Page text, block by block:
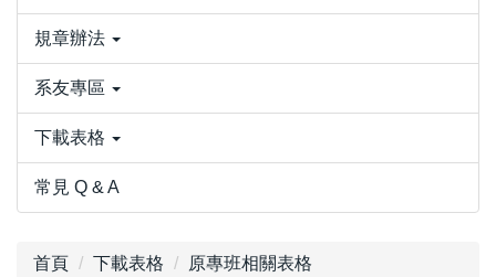
規章辦法
系友專區
下載表格
常見 Q & A
首頁 下載表格 原專班相關表格